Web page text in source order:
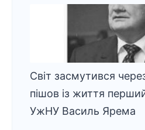
Світ засмутився
пішов із життя
УжНУ Василь Ярема